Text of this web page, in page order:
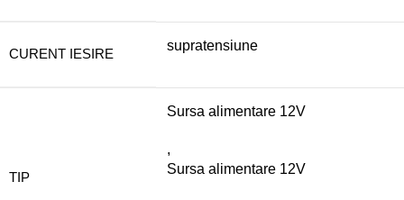
CURENT IESIRE
supratensiune
TIP
Sursa alimentare 12V
,
Sursa alimentare 12V